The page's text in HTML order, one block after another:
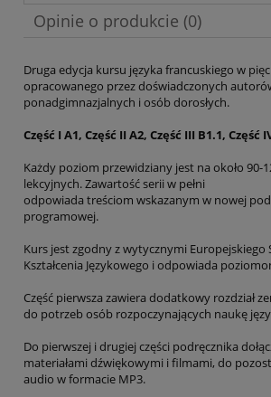
Opinie o produkcie (0)
Druga edycja kursu języka francuskiego w
opracowanego przez doświadczonych
ponadgimnazjalnych i osób dorosłych.
Część I A1, Część II A2, Część III B1.1, Część
Każdy poziom przewidziany jest na około 90-
lekcyjnych. Zawartość serii w pełni
odpowiada treściom wskazanym w nowej
programowej.
Kurs jest zgodny z wytycznymi Europejskiego
Kształcenia Językowego i odpowiada
Część pierwsza zawiera dodatkowy rozdział
do potrzeb osób rozpoczynających naukę
Do pierwszej i drugiej części podręcznika
materiałami dźwiękowymi i filmami, do
audio w formacie MP3.